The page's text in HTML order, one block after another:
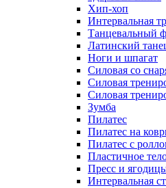
Хип-хоп
Интервальная
Танцевальный
Латинский
Ноги и шпагат
Силовая со
Силовая
Силовая
Зумба
Пилатес
Пилатес на
Пилатес с
Пластичное
Пресс и
Интервальная